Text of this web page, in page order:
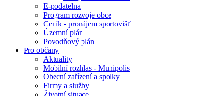
E-podatelna
Program rozvoje obce
Ceník - pronájem sportovišť
Územní plán
Povodňový plán
Pro občany
Aktuality
Mobilní rozhlas - Munipolis
Obecní zařízení a spolky
Firmy a služby
Životní situace